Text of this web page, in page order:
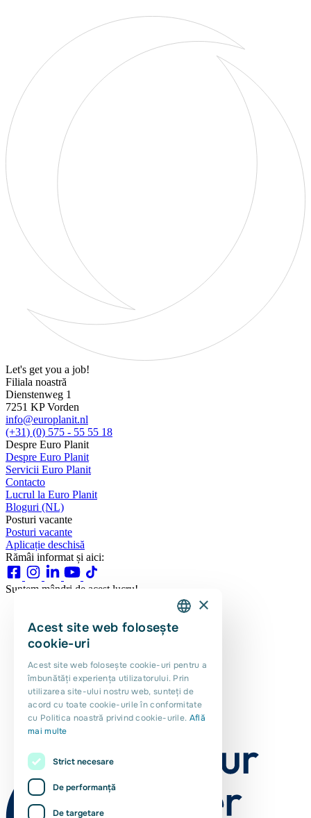
Let's get you a job!
Filiala noastră
Dienstenweg 1
7251 KP Vorden
info@europlanit.nl
(+31) (0) 575 - 55 55 18
Despre Euro Planit
Despre Euro Planit
Servicii Euro Planit
Contacto
Lucrul la Euro Planit
Bloguri (NL)
Posturi vacante
Posturi vacante
Aplicație deschisă
Rămâi informat și aici:
Suntem mândri de acest lucru!
DUTCH
PORTUGUESE
POLISH
×
Acest site web folosește
cookie-uri
Acest site web folosește cookie-uri pentru a
îmbunătăți experiența utilizatorului. Prin
utilizarea site-ului nostru web, sunteți de
acord cu toate cookie-urile în conformitate
cu Politica noastră privind cookie-urile. Află
mai multe
Strict necesare
De performanță
De targetare